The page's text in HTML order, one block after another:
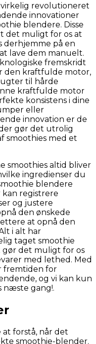
revolutioneret
innovationer
blendere. Disse
det muligt for os at
derhjemme på en
lave dem manuelt.
fremskridt
den kraftfulde motor,
til hårde
kraftfulde motor
konsistens i dine
eller
innovation er de
gør det utrolig
smoothies med et
smoothies altid bliver
ingredienser du
blendere
kan registrere
og justere
den ønskede
at opnå den
i alt har
taget smoothie
det muligt for os
med lethed. Med
fremtiden for
og vi kan kun
næste gang!.
forstå, når det
smoothie-blender.